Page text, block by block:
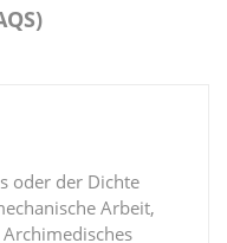
oder der Dichte
Arbeit,